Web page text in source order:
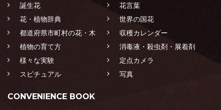
誕生花
花言葉
花・植物辞典
世界の国花
都道府県市町村の花・木
収穫カレンダー
植物の育て方
消毒液・殺虫剤・展着剤
様々な実験
定点カメラ
スピチュアル
写真
CONVENIENCE BOOK